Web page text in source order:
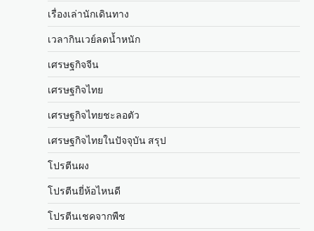
เรื่องเล่านักเดินทาง
เวลากินเวย์ลดน้ำหนัก
เศรษฐกิจจีน
เศรษฐกิจไทย
เศรษฐกิจไทยชะลอตัว
เศรษฐกิจไทยในปัจจุบัน สรุป
โปรตีนผง
โปรตีนยี่ห้อไหนดี
โปรตีนเชคจากพืช